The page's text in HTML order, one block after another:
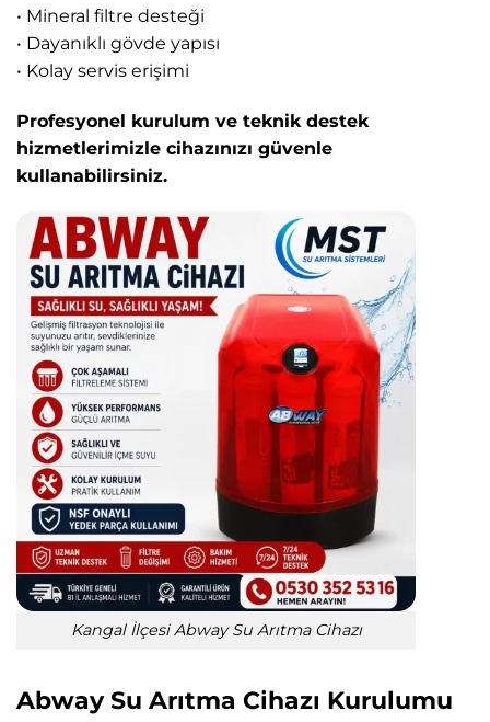
• Mineral filtre desteği
• Dayanıklı gövde yapısı
• Kolay servis erişimi
Profesyonel kurulum ve teknik destek
hizmetlerimizle cihazınızı güvenle
kullanabilirsiniz.
Kangal İlçesi Abway Su Arıtma Cihazı
Abway Su Arıtma Cihazı Kurulumu